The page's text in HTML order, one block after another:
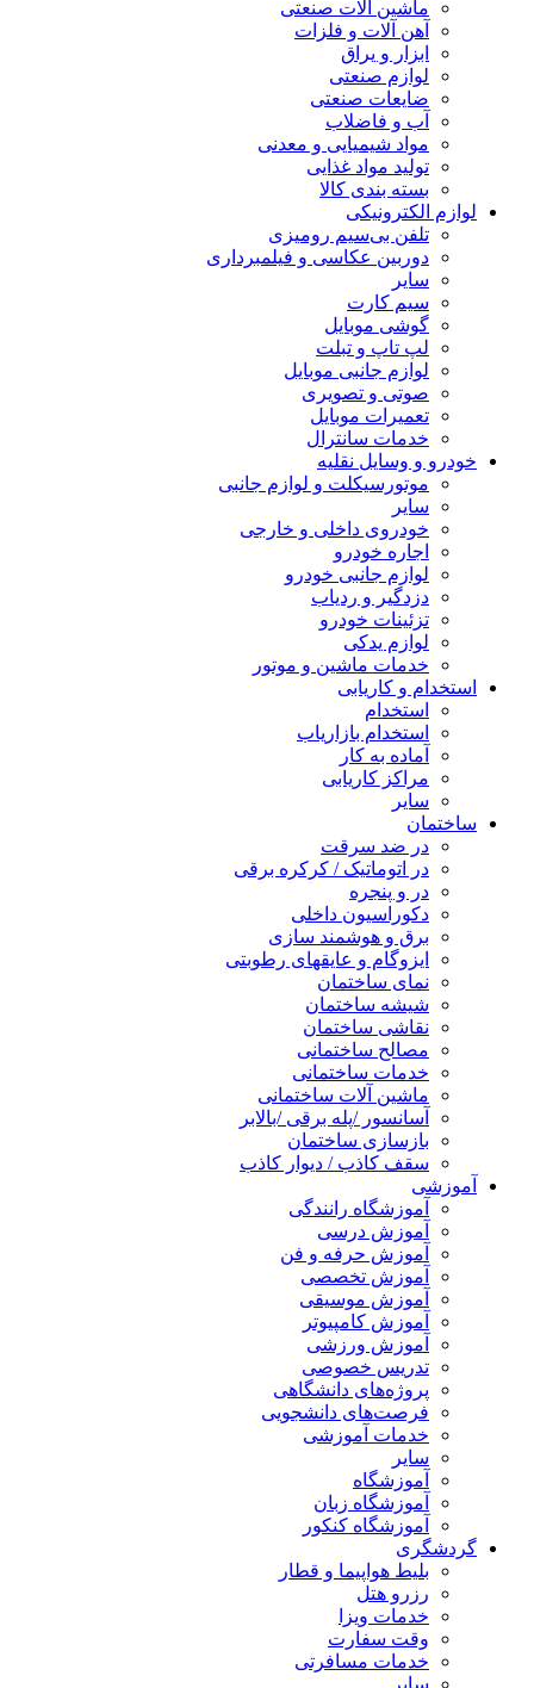
ماشین آلات صنعتی
آهن آلات و فلزات
ابزار و یراق
لوازم صنعتی
ضایعات صنعتی
آب و فاضلاب
مواد شیمیایی و معدنی
تولید مواد غذایی
بسته بندی کالا
لوازم الکترونیکی
تلفن بی‌سیم رومیزی
دوربین عکاسی و فیلمبرداری
سایر
سیم کارت
گوشی موبایل
لپ تاپ و تبلت
لوازم جانبی موبایل
صوتی و تصویری
تعمیرات موبایل
خدمات سانترال
خودرو و وسایل نقلیه
موتورسیکلت و لوازم جانبی
سایر
خودروی داخلی و خارجی
اجاره خودرو
لوازم جانبی خودرو
دزدگیر و ردیاب
تزئینات خودرو
لوازم یدکی
خدمات ماشین و موتور
استخدام و کاریابی
استخدام
استخدام بازاریاب
آماده به کار
مراکز کاریابی
سایر
ساختمان
در ضد سرقت
در اتوماتیک / کرکره برقی
در و پنجره
دکوراسیون داخلی
برق و هوشمند سازی
ایزوگام و عایقهای رطوبتی
نمای ساختمان
شیشه ساختمان
نقاشی ساختمان
مصالح ساختمانی
خدمات ساختمانی
ماشین آلات ساختمانی
آسانسور /پله برقی /بالابر
بازسازی ساختمان
سقف کاذب / دیوار کاذب
آموزشی
آموزشگاه رانندگی
آموزش درسی
آموزش حرفه و فن
آموزش تخصصی
آموزش موسیقی
آموزش کامپیوتر
آموزش ورزشی
تدریس خصوصی
پروژه‌های دانشگاهی
فرصت‌های دانشجویی
خدمات آموزشی
سایر
آموزشگاه
آموزشگاه زبان
آموزشگاه کنکور
گردشگری
بلیط هواپیما و قطار
رزرو هتل
خدمات ویزا
وقت سفارت
خدمات مسافرتی